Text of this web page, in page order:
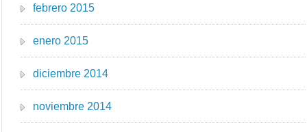
febrero 2015
enero 2015
diciembre 2014
noviembre 2014